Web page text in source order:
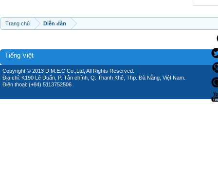
Trang chủ Diễn đàn
Tiếng Việt
Copyright © 2013 D.M.E.C Co.,Ltd, All Rights Reserved.
Địa chỉ: K190 Lê Duẩn, P. Tân chính, Q. Thanh Khê, Thp. Đà Nẵng, Việt Nam.
Điện thoại: (+84) 5113752506